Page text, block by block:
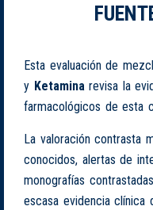
Esta evaluación de
y Ketaminarevisa la
farmacológicos de esta
La valoración contrasta
conocidos, alertas de
monografías
escasa evidencia